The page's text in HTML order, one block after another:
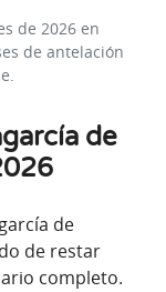
de 2026 en
de antelación
de
de
de restar
completo.